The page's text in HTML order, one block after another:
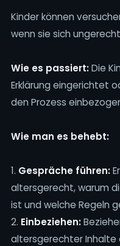
Kinder können
wenn sie sich
Wie es passiert:Die
Erklärung eingerichtet
den Prozess
Wie man es behebt:
1. Gespräche führen:
altersgerecht, warum
ist und welche Regeln
2. Einbeziehen:
altersgerechter Inhalte